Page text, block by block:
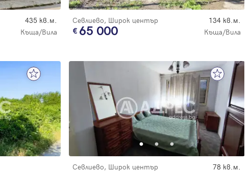
435 кв.м.
Къща/Вила
Севлиево, Широк център 134 кв.м.
65 000 Къща/Вила
Севлиево, Широк център 78 кв.м.